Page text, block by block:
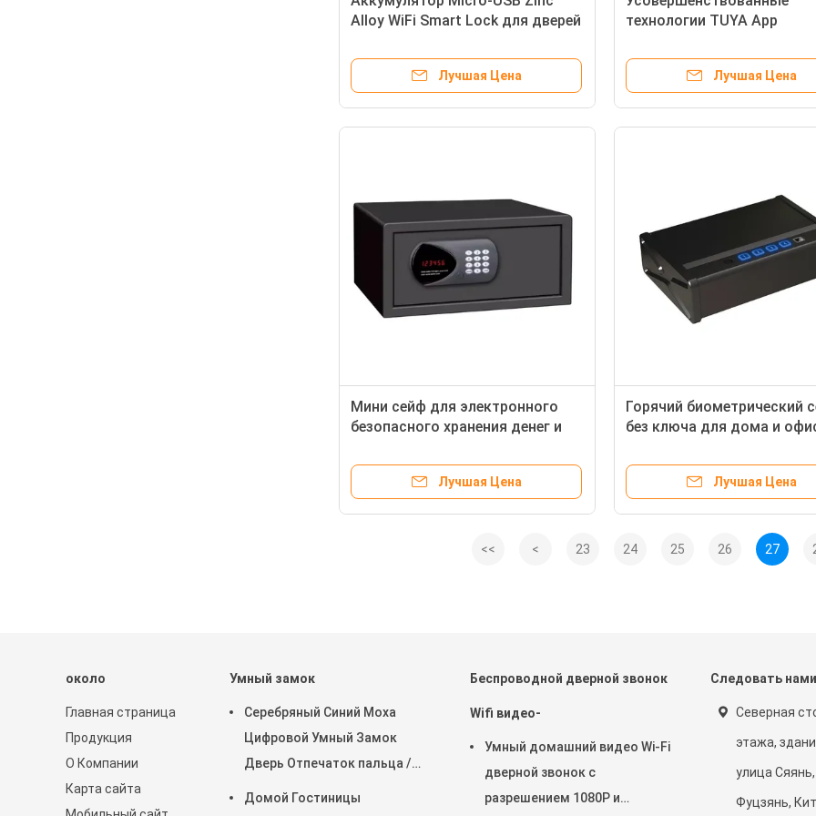
Alloy WiFi Smart Lock для дверей
стали
Лучшая Цена
технологии TUYA App
отпечаток пальцев Умный
замок для стальных дверей
Лучшая Цена
Мини сейф для электронного
безопасного хранения денег и
двери 5 мм
Лучшая Цена
Горячий биометрический
без ключа для дома и
Лучшая Цена
<< < 23 24 25 26 27
около
Главная страница
Продукция
О Компании
Карта сайта
Умный замок
Серебряный Синий Моха
Цифровой Умный Замок
Дверь Отпечаток пальца /
Домой Гостиницы
Беспроводной дверной звонок
Wifi видео-
Умный домашний видео Wi-Fi
дверной звонок с
разрешением 1080P и
Следовать нами
Северная
этажа,
улица
Фуцзянь,